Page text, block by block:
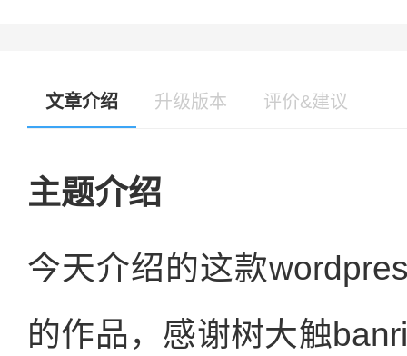
文章介绍 升级版本 评价&建议
主题介绍
今天介绍的这款
的作品，感谢树大触